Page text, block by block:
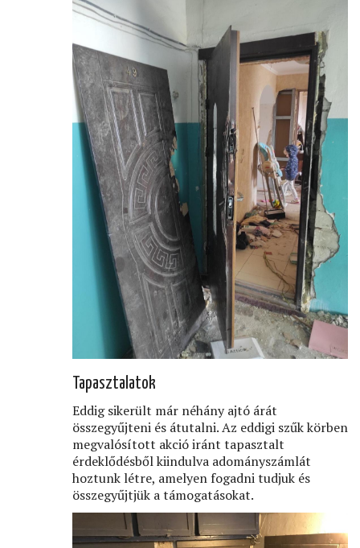
Tapasztalatok
Eddig sikerült már néhány ajtó árát
összegyűjteni és átutalni. Az eddigi szűk körben
megvalósított akció iránt tapasztalt
érdeklődésből kiindulva adományszámlát
hoztunk létre, amelyen fogadni tudjuk és
összegyűjtjük a támogatásokat.
Image